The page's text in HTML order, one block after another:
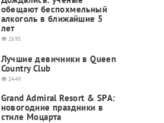
обещают беспохмельный
алкоголь в ближайшие 5
лет
2695
Лучшие девичники в Queen
Country Club
2449
Grand Admiral Resort & SPA:
новогодние праздники в
стиле Моцарта